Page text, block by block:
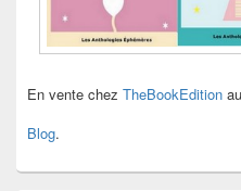
En vente chez TheBookEdition
Blog.